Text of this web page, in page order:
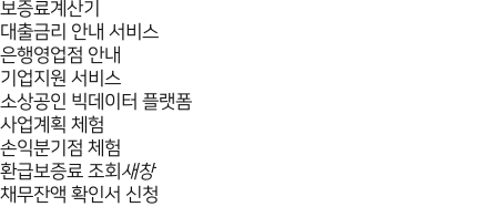
보증료계산기
대출금리 안내 서비스
은행영업점 안내
기업지원 서비스
소상공인 빅데이터 플랫폼
사업계획 체험
손익분기점 체험
환급보증료 조회 새창
채무잔액 확인서 신청